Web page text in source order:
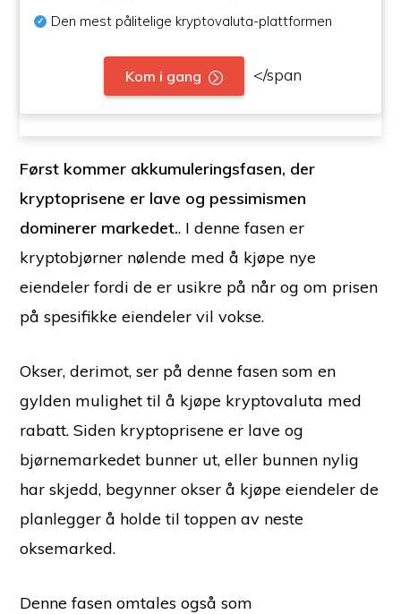
Den mest pålitelige kryptovaluta-plattformen
Kom i gang </span
Først kommer akkumuleringsfasen, der
kryptoprisene er lave og pessimismen
dominerer markedet.. I denne fasen er
kryptobjørner nølende med å kjøpe nye
eiendeler fordi de er usikre på når og om prisen
på spesifikke eiendeler vil vokse.
Okser, derimot, ser på denne fasen som en
gylden mulighet til å kjøpe kryptovaluta med
rabatt. Siden kryptoprisene er lave og
bjørnemarkedet bunner ut, eller bunnen nylig
har skjedd, begynner okser å kjøpe eiendeler de
planlegger å holde til toppen av neste
oksemarked.
Denne fasen omtales også som